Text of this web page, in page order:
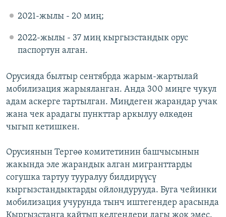
2021-жылы - 20 миң;
2022-жылы - 37 миң кыргызстандык орус
паспортун алган.
Орусияда былтыр сентябрда жарым-жартылай
мобилизация жарыяланган. Анда 300 миңге чукул
адам аскерге тартылган. Миңдеген жарандар учак
жана чек арадагы пункттар аркылуу өлкөдөн
чыгып кетишкен.
Орусиянын Тергөө комитетинин башчысынын
жакында эле жарандык алган мигранттарды
согушка тартуу тууралуу билдирүүсү
кыргызстандыктарды ойлондурууда. Буга чейинки
мобилизация учурунда тынч иштегендер арасында
Кыргызстанга кайтып келгендери дагы жок эмес.